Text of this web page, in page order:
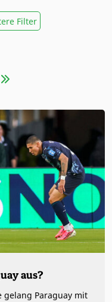
Filter
aus?
gelang Paraguay mit